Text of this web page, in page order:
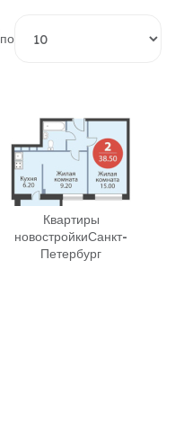
по
Квартиры
новостройкиСанкт-
Петербург